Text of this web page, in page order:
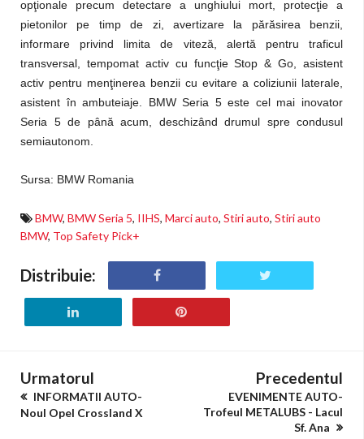
opţionale precum detectare a unghiului mort, protecţie a
pietonilor pe timp de zi, avertizare la părăsirea benzii,
informare privind limita de viteză, alertă pentru traficul
transversal, tempomat activ cu funcţie Stop & Go, asistent
activ pentru menţinerea benzii cu evitare a coliziunii laterale,
asistent în ambuteiaje. BMW Seria 5 este cel mai inovator
Seria 5 de până acum, deschizând drumul spre condusul
semiautonom.
Sursa: BMW Romania
BMW, BMW Seria 5, IIHS, Marci auto, Stiri auto, Stiri auto
BMW, Top Safety Pick+
Distribuie:
Urmatorul
INFORMATII AUTO-
Noul Opel Crossland X
Precedentul
EVENIMENTE AUTO-
Trofeul METALUBS - Lacul
Sf. Ana